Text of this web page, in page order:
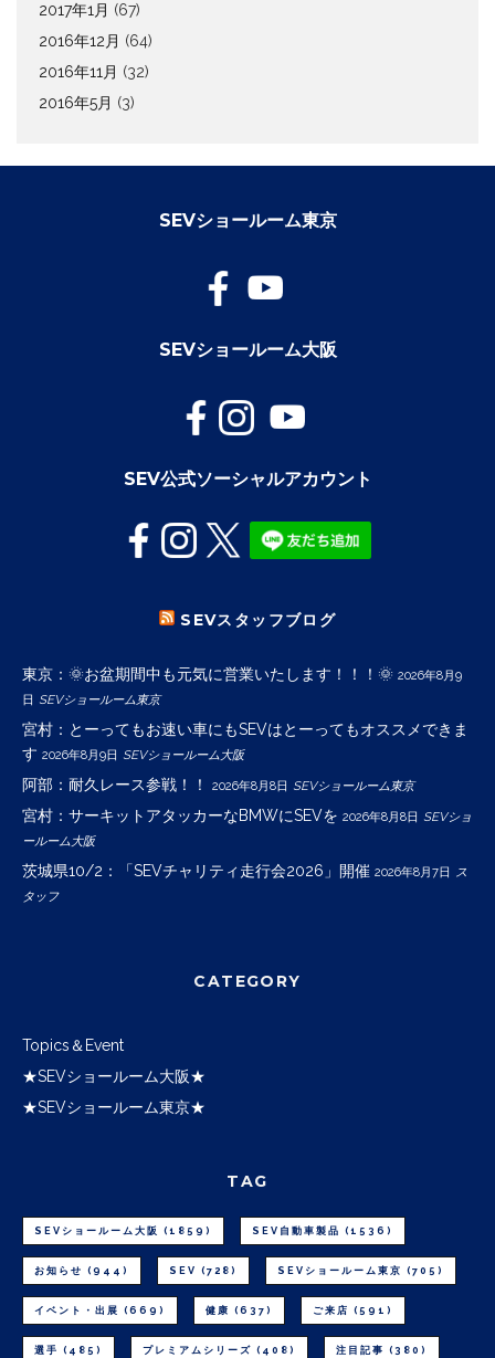
2017年1月 (67)
2016年12月 (64)
2016年11月 (32)
2016年5月 (3)
SEVショールーム東京
SEVショールーム大阪
SEV公式ソーシャルアカウント
SEVスタッフブログ
東京：🌞お盆期間中も元気に営業いたします！！！🌞 2026年8月9
日 SEVショールーム東京
宮村：とーってもお速い車にもSEVはとーってもオススメできま
す 2026年8月9日 SEVショールーム大阪
阿部：耐久レース参戦！！ 2026年8月8日 SEVショールーム東京
宮村：サーキットアタッカーなBMWにSEVを 2026年8月8日 SEVショ
ールーム大阪
茨城県10/2：「SEVチャリティ走行会2026」開催 2026年8月7日 ス
タッフ
CATEGORY
Topics＆Event
★SEVショールーム大阪★
★SEVショールーム東京★
TAG
SEVショールーム大阪 (1859) SEV自動車製品 (1536)
お知らせ (944) SEV (728) SEVショールーム東京 (705)
イベント・出展 (669) 健康 (637) ご来店 (591)
選手 (485) プレミアムシリーズ (408) 注目記事 (380)